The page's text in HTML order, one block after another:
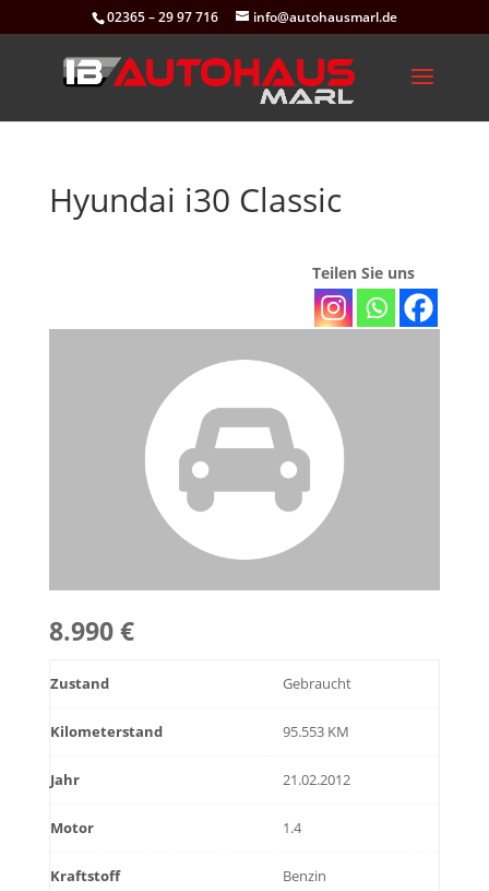
02365 – 29 97 716 info@autohausmarl.de
Hyundai i30 Classic
Teilen Sie uns
8.990 €
Zustand Gebraucht
Kilometerstand 95.553 KM
Jahr 21.02.2012
Motor 1.4
Kraftstoff Benzin